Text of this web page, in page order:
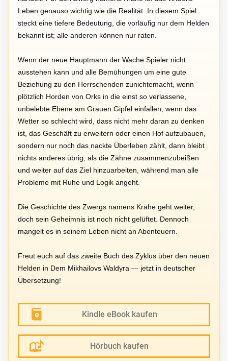
Leben genauso wichtig wie die Realität. In diesem Spiel
steckt eine tiefere Bedeutung, die vorläufig nur dem Helden
bekannt ist; alle anderen können nur raten.
Wenn der neue Hauptmann der Wache Spieler nicht
ausstehen kann und alle Bemühungen um eine gute
Beziehung zu den Herrschenden zunichtemacht, wenn
plötzlich Horden von Orks in die einst so verlassene,
unbelebte Ebene am Grauen Gipfel einfallen, wenn das
Wetter so schlecht wird, dass nicht mehr daran zu denken
ist, das Geschäft zu erweitern oder einen Hof aufzubauen,
sondern nur noch das nackte Überleben zählt, dann bleibt
nichts anderes übrig, als die Zähne zusammenzubeißen
und weiter auf das Ziel hinzuarbeiten, während man alle
Probleme mit Ruhe und Logik angeht.
Die Geschichte des Zwergs namens Krähe geht weiter,
doch sein Geheimnis ist noch nicht gelüftet. Dennoch
mangelt es in seinem Leben nicht an Abenteuern.
Freut euch auf das zweite Buch des Zyklus über den neuen
Helden in Dem Mikhailovs Waldyra — jetzt in deutscher
Übersetzung!
Kindle eBook kaufen
Hörbuch kaufen